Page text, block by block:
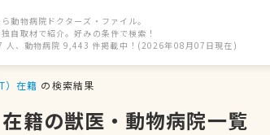
動物病院ドクターズ・ファイル。
自取材で紹介。好みの条件で検索！
人、動物病院 9,443 件掲載中！(2026年08月07日現在)
）在籍 の検索結果
籍の獣医・動物病院一覧